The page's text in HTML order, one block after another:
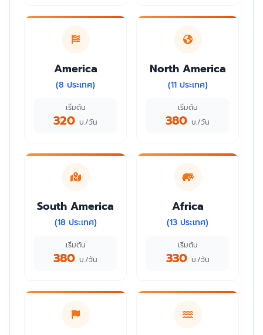
America
(8 ประเทศ)
เริ่มต้น
320 บ./วัน
North America
(11 ประเทศ)
เริ่มต้น
380 บ./วัน
South America
(18 ประเทศ)
เริ่มต้น
380 บ./วัน
Africa
(13 ประเทศ)
เริ่มต้น
330 บ./วัน